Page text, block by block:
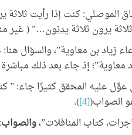
يرون ثلاثةيدنون…” ( غير
إذ جاء بعد ذلك مباشرة
عليه المحقق كثيرًا جاء: ”
الصواب([4]
).
والصواب